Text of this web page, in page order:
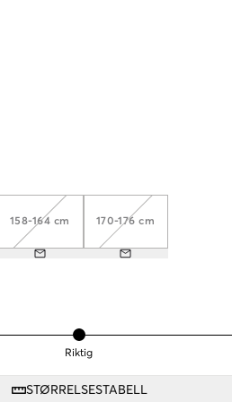
158-164 cm 170-176 cm
Riktig
STØRRELSESTABELL